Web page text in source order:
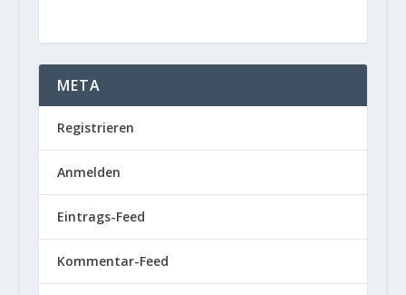
META
Registrieren
Anmelden
Eintrags-Feed
Kommentar-Feed